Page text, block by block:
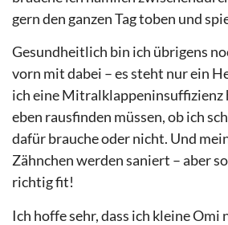
gern den ganzen Tag toben und
Gesundheitlich bin ich übrigens
vorn mit dabei – es steht nur ein
ich eine Mitralklappeninsuffizienz
eben rausfinden müssen, ob ich
dafür brauche oder nicht. Und
Zähnchen werden saniert – aber
richtig fit!
Ich hoffe sehr, dass ich kleine Omi